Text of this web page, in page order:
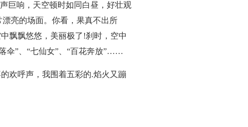
巨响，天空顿时如同白昼，好壮观
亮的场面。你看，果真不出所
飘飘悠悠，美丽极了!刹时，空中
伞”、“七仙女”、“百花奔放”……
欢呼声，我围着五彩的.焰火又蹦